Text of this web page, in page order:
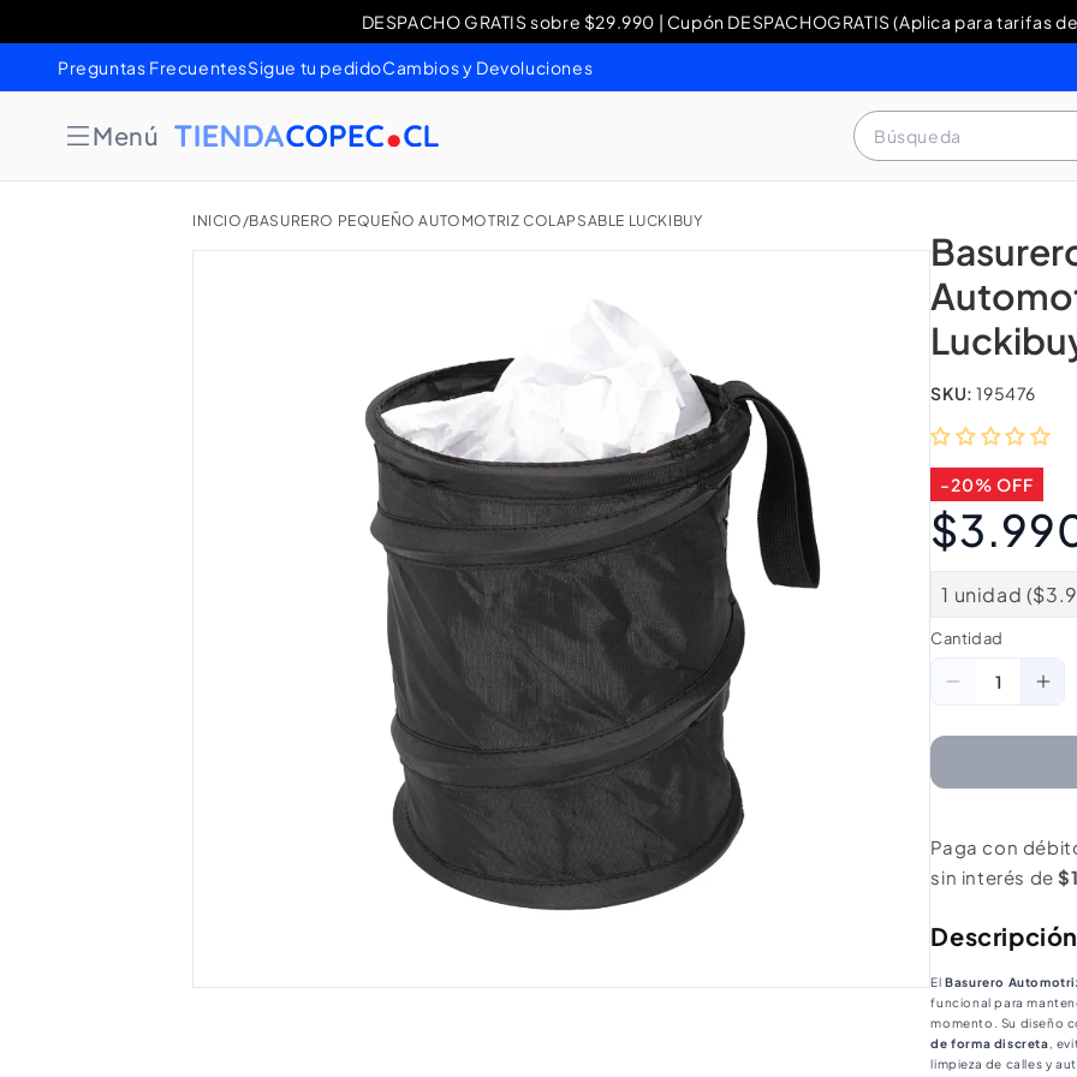
al contenido
DESPACHO GRATIS sobre $29.990 | Cupón DESPACHOGRATIS (Aplica para tarifas
Cambios y Devoluciones: contacto WhatsApp + 56 9 3460 4429 o al
Preguntas FrecuentesSigue tu pedidoCambios y Devoluciones
Menú Búsqueda
INICIO/BASURERO PEQUEÑO AUTOMOTRIZ COLAPSABLE LUCKIBUY
SKU: 195476
-20% OFF
1 unidad
Cantidad
Cantidad
Reducir
Basurero
Automotriz
Colapsable
Luckibuy
Paga con
sin interés de
Descripción
ElBasurero
funcional para
momento. Su diseño
de forma discreta,
limpieza de calles y